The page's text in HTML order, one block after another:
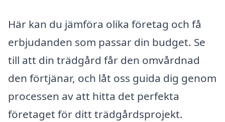
Här kan du jämföra olika företag och få
erbjudanden som passar din budget. Se
till att din trädgård får den omvårdnad
den förtjänar, och låt oss guida dig genom
processen av att hitta det perfekta
företaget för ditt trädgårdsprojekt.